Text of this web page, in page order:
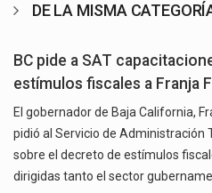
DE LA MISMA
BC pide a SAT
estímulos fiscales a Franja
El gobernador de Baja California,
pidió al Servicio de Administración
sobre el decreto de estímulos
dirigidas tanto el sector